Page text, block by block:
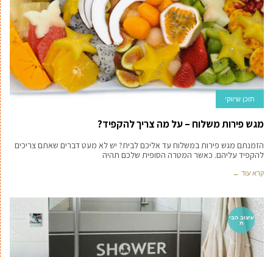
תוכן שיווקי
מגש פירות משלוח – על מה צריך להקפיד?
הזמנתם מגש פירות במשלוח עד אליכם לבית? יש לא מעט דברים שאתם צריכים
להקפיד עליהם. כאשר המטרה הסופית שלכם תהיה
קרא עוד ←
עיצוב הבי
ת